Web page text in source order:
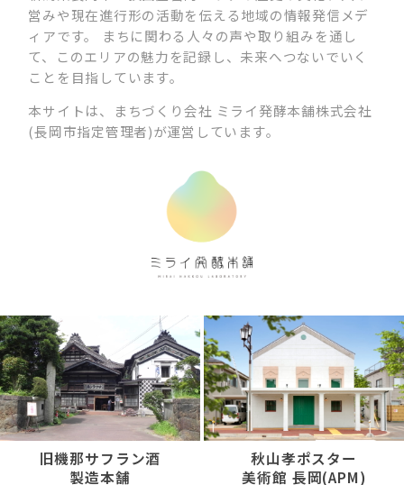
営みや現在進行形の活動を伝える地域の情報発信メデ
ィアです。 まちに関わる人々の声や取り組みを通し
て、このエリアの魅力を記録し、未来へつないでいく
ことを目指しています。
本サイトは、まちづくり会社 ミライ発酵本舗株式会社
(長岡市指定管理者)が運営しています。
旧機那サフラン酒
製造本舗
秋山孝ポスター
美術館 長岡(APM)